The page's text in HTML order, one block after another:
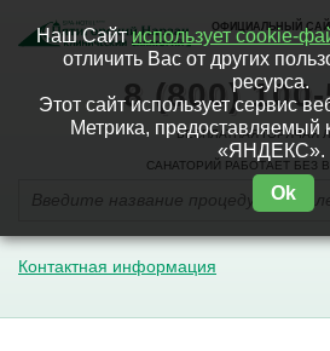
ОФИЦИАЛЬНЫЙ
8 (800)
БЕСПЛАТНАЯ ГОРЯЧАЯ
САНАТОРИЙ РАБОТАЕТ БЕЗ
Контактная информация
Наш Сайтиспользует cookie-
отличить Вас от других
ресурса.
Этот сайт использует сервис
Метрика,
«ЯНДЕКС».
Ok